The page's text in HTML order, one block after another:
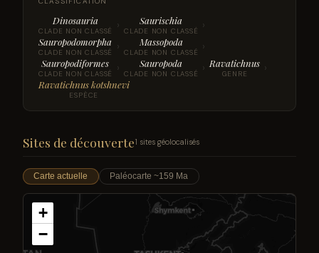
Dinosauria
CLADE NON CLASSÉ › Saurischia
CLADE NON CLASSÉ ›
Sauropodomorpha
CLADE NON CLASSÉ › Massopoda
CLADE NON CLASSÉ ›
Sauropodiformes
CLADE NON CLASSÉ › Sauropoda
CLADE NON CLASSÉ › Ravatichnus
GENRE ›
Ravatichnus kotshnevi
ESPÈCE
Sites de découverte1 sites géolocalisés
Carte actuelle Paléocarte ~159 Ma
+
−